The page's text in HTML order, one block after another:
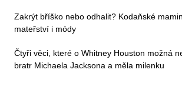
Zakrýt bříško nebo odhalit? Kodaňské
mateřství i módy
Čtyři věci, které o Whitney Houston možná
bratr Michaela Jacksona a měla milenku